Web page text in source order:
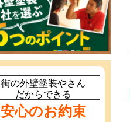
街の外壁塗装やさん
だからできる
安心のお約束